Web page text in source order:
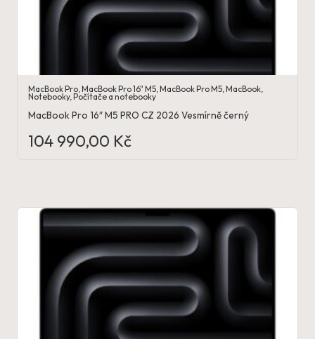
MacBook Pro,MacBook Pro 16" M5,MacBook Pro M5,MacBook,
Notebooky,Počítače a notebooky
MacBook Pro 16″ M5 PRO CZ 2026 Vesmírně černý
104 990,00 Kč